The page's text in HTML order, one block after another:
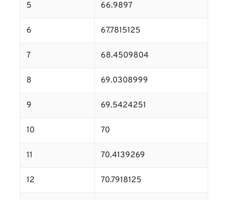
5 66.9897
6 67.7815125
7 68.4509804
8 69.0308999
9 69.5424251
10 70
11 70.4139269
12 70.7918125